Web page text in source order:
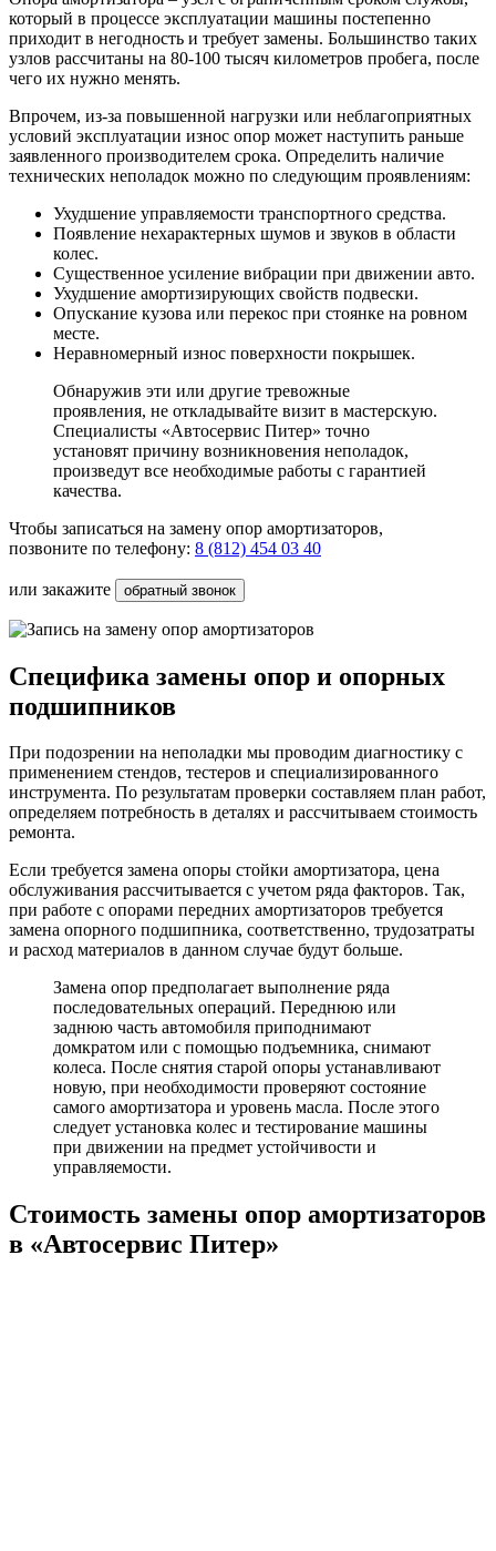
который в процессе эксплуатации машины постепенно
приходит в негодность и требует замены. Большинство таких
узлов рассчитаны на 80-100 тысяч километров пробега, после
чего их нужно менять.
Впрочем, из-за повышенной нагрузки или неблагоприятных
условий эксплуатации износ опор может наступить раньше
заявленного производителем срока. Определить наличие
технических неполадок можно по следующим проявлениям:
Ухудшение управляемости транспортного средства.
Появление нехарактерных шумов и звуков в области
колес.
Существенное усиление вибрации при движении авто.
Ухудшение амортизирующих свойств подвески.
Опускание кузова или перекос при стоянке на ровном
месте.
Неравномерный износ поверхности покрышек.
Обнаружив эти или другие тревожные
проявления, не откладывайте визит в мастерскую.
Специалисты «Автосервис Питер» точно
установят причину возникновения неполадок,
произведут все необходимые работы с гарантией
качества.
Чтобы записаться на замену опор амортизаторов,
позвоните по телефону: 8 (812) 454 03 40
или закажите обратный звонок
Специфика замены опор и опорных
подшипников
При подозрении на неполадки мы проводим диагностику с
применением стендов, тестеров и специализированного
инструмента. По результатам проверки составляем план работ,
определяем потребность в деталях и рассчитываем стоимость
ремонта.
Если требуется замена опоры стойки амортизатора, цена
обслуживания рассчитывается с учетом ряда факторов. Так,
при работе с опорами передних амортизаторов требуется
замена опорного подшипника, соответственно, трудозатраты
и расход материалов в данном случае будут больше.
Замена опор предполагает выполнение ряда
последовательных операций. Переднюю или
заднюю часть автомобиля приподнимают
домкратом или с помощью подъемника, снимают
колеса. После снятия старой опоры устанавливают
новую, при необходимости проверяют состояние
самого амортизатора и уровень масла. После этого
следует установка колес и тестирование машины
при движении на предмет устойчивости и
управляемости.
Стоимость замены опор амортизаторов
в «Автосервис Питер»